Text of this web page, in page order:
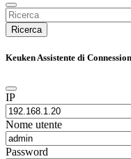
Ricerca
Keuken Assistente di
IP
Nome utente
Password